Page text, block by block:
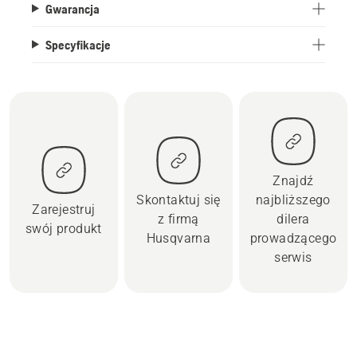
Gwarancja
Specyfikacje
Zarejestruj
swój produkt
Skontaktuj się
z firmą
Husqvarna
Znajdź
najbliższego
dilera
prowadzącego
serwis